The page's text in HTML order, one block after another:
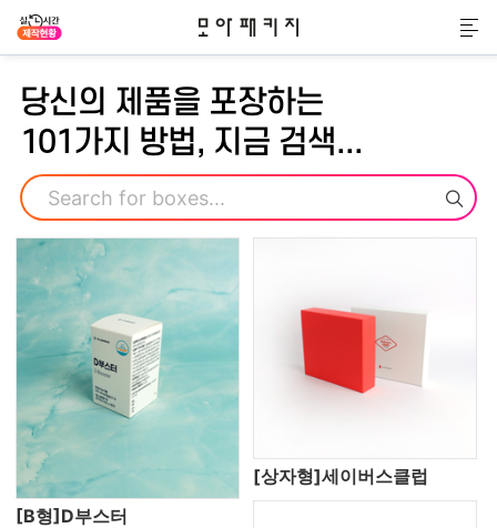
모아패키지
메
당신의 제품을 포장하는
101가지 방법, 지금 검색...
검색
[B형]D부스터
[상자형]세이버스클럽